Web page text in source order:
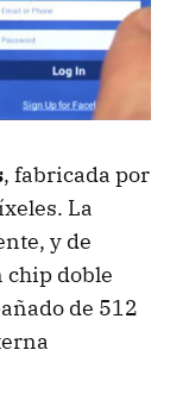
, fabricada por
La
y de
chip doble
de 512